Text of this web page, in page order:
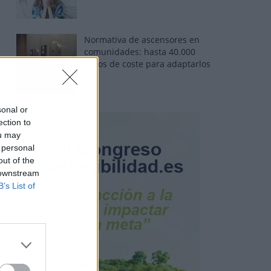
or
to
may
of the
List of
Normativa de ascensores en
comunidades: hasta 40.000
euros de coste para adaptarlos